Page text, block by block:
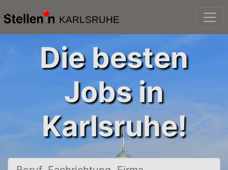
KARLSRUHE
Die besten
Jobs in
Karlsruhe!
Beruf, Fachrichtung, Firma